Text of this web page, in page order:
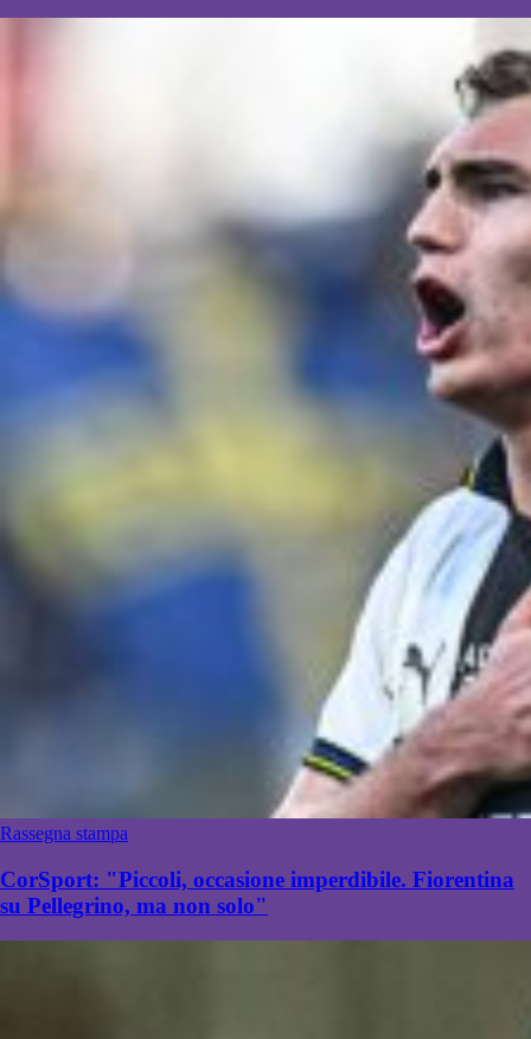
Rassegna stampa
CorSport: "Piccoli, occasione imperdibile. Fiorentina
su Pellegrino, ma non solo"